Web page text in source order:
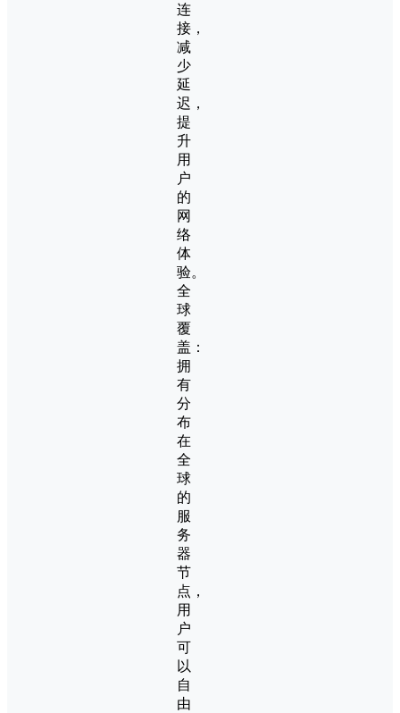
连
接，
减
少
延
迟，
提
升
用
户
的
网
络
体
验。
全
球
覆
盖：
拥
有
分
布
在
全
球
的
服
务
器
节
点，
用
户
可
以
自
由